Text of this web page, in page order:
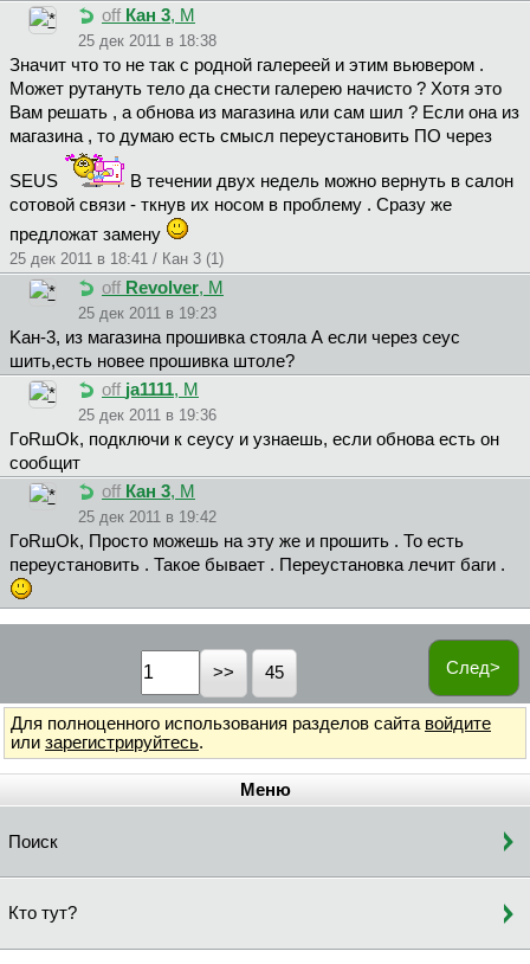
off Кан 3, М
25 дек 2011 в 18:38
Значит что то не так с родной галереей и этим вьювером .
Может рутануть тело да снести галерею начисто ? Хотя это
Вам решать , а обнова из магазина или сам шил ? Если она из
магазина , то думаю есть смысл переустановить ПО через
SEUS
В течении двух недель можно вернуть в салон
сотовой связи - ткнув их носом в проблему . Сразу же
предложат замену
25 дек 2011 в 18:41 / Кан 3 (1)
off Revolver, М
25 дек 2011 в 19:23
Kaн-3, из магазина прошивка стояла А если через сеус
шить,есть новее прошивка штоле?
off ja1111, М
25 дек 2011 в 19:36
ГoRшOk, подключи к сеусу и узнаешь, если обнова есть он
сообщит
off Кан 3, М
25 дек 2011 в 19:42
ГoRшOk, Просто можешь на эту же и прошить . То есть
переустановить . Такое бывает . Переустановка лечит баги .
След>
45
Для полноценного использования разделов сайта войдите
или зарегистрируйтесь.
Меню
Поиск
Кто тут?